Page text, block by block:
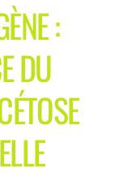
:
DU